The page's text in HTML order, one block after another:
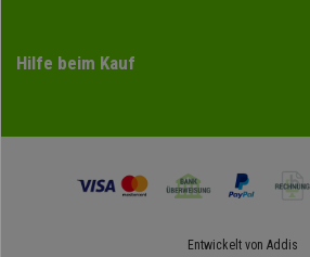
Hilfe beim Kauf
Entwickelt von Addis